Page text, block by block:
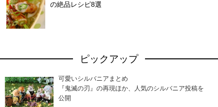
の絶品レシピ8選
ピックアップ
可愛いシルバニアまとめ
『鬼滅の刃』の再現ほか、人気のシルバニア投稿を
公開